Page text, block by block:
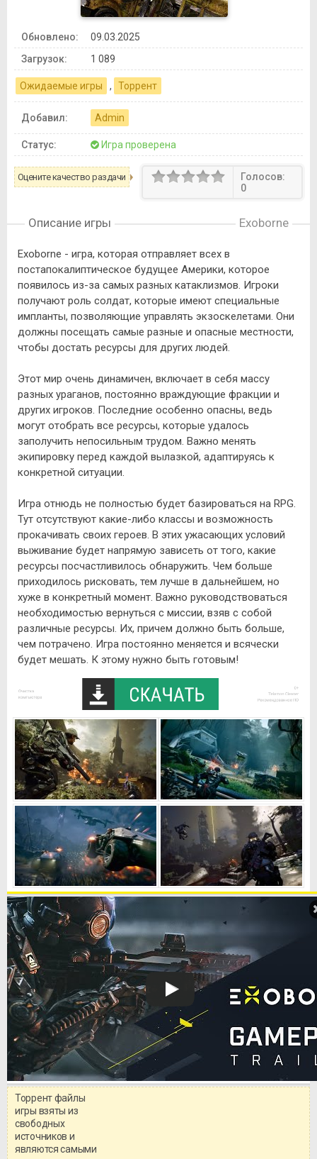
Обновлено:
09.03.2025
Загрузок:
1 089
Ожидаемые игры , Торрент
Добавил: Admin
Статус: Игра проверена
Оцените качество раздачи
Голосов:
0
Описание игры Exoborne
Exoborne - игра, которая отправляет всех в
постапокалиптическое будущее Америки, которое
появилось из-за самых разных катаклизмов. Игроки
получают роль солдат, которые имеют специальные
импланты, позволяющие управлять экзоскелетами. Они
должны посещать самые разные и опасные местности,
чтобы достать ресурсы для других людей.
Этот мир очень динамичен, включает в себя массу
разных ураганов, постоянно враждующие фракции и
других игроков. Последние особенно опасны, ведь
могут отобрать все ресурсы, которые удалось
заполучить непосильным трудом. Важно менять
экипировку перед каждой вылазкой, адаптируясь к
конкретной ситуации.
Игра отнюдь не полностью будет базироваться на RPG.
Тут отсутствуют какие-либо классы и возможность
прокачивать своих героев. В этих ужасающих условий
выживание будет напрямую зависеть от того, какие
ресурсы посчастливилось обнаружить. Чем больше
приходилось рисковать, тем лучше в дальнейшем, но
хуже в конкретный момент. Важно руководствоваться
необходимостью вернуться с миссии, взяв с собой
различные ресурсы. Их, причем должно быть больше,
чем потрачено. Игра постоянно меняется и всячески
будет мешать. К этому нужно быть готовым!
Торрент файлы
игры взяты из
свободных
источников и
являются самыми